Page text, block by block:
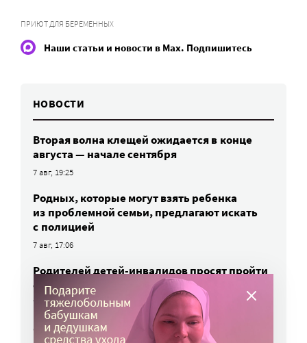
ПРИЮТ ДЛЯ БЕРЕМЕННЫХ
Наши статьи и новости в Max. Подпишитесь
НОВОСТИ
Вторая волна клещей ожидается в конце
августа — начале сентября
7 авг, 19:25
Родных, которые могут взять ребенка
из проблемной семьи, предлагают искать
с полицией
7 авг, 17:06
Родителей детей-инвалидов просят пройти
опрос о трудоустройстве
7 авг, 15:34
«Энхерту» от рака груди включили